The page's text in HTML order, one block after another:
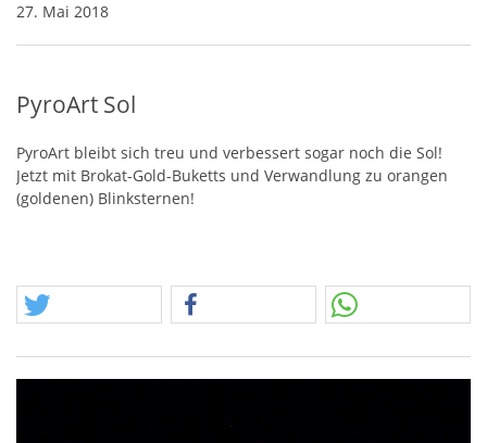
27. Mai 2018
PyroArt Sol
PyroArt bleibt sich treu und verbessert sogar noch die Sol!
Jetzt mit Brokat-Gold-Buketts und Verwandlung zu orangen
(goldenen) Blinksternen!